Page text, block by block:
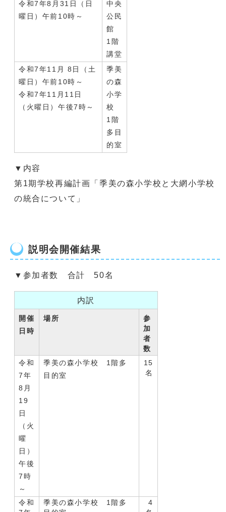
令和7年8月31日（日
曜日）午前10時～
中央
公民
館
1階
講堂
令和7年11月 8日（土
曜日）午前10時～
令和7年11月11日
（火曜日）午後7時～
季美
の森
小学
校
1階
多目
的室
▼内容
第1期学校再編計画「季美の森小学校と大網小学校
の統合について」
説明会開催結果
▼参加者数 合計 50名
内訳
開催
日時
場所
参
加
者
数
令和
7年
8月
19
日
（火
曜
日）
午後
7時
～
季美の森小学校 1階多
目的室
15
名
令和
季美の森小学校 1階多
4